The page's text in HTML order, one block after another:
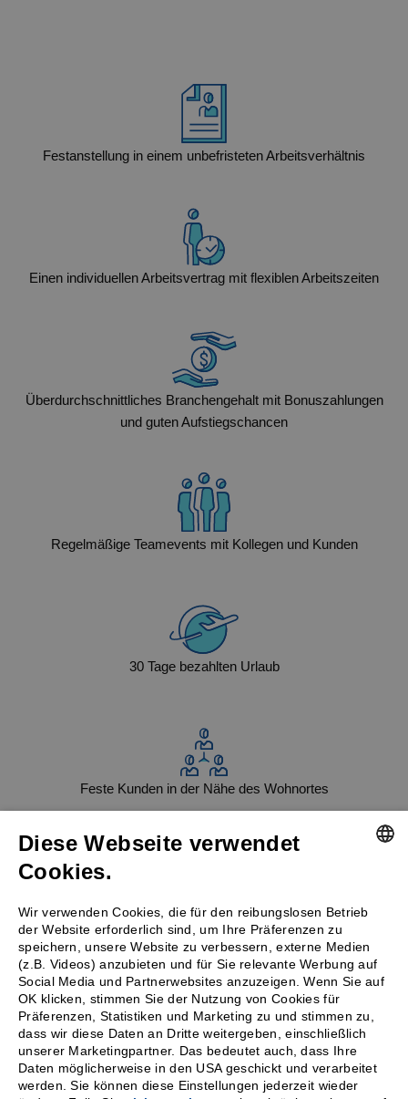
Festanstellung in einem unbefristeten Arbeitsverhältnis
Einen individuellen Arbeitsvertrag mit flexiblen Arbeitszeiten
Überdurchschnittliches Branchengehalt mit Bonuszahlungen
und guten Aufstiegschancen
Regelmäßige Teamevents mit Kollegen und Kunden
30 Tage bezahlten Urlaub
Feste Kunden in der Nähe des Wohnortes
Professionelle Ausstattung
Klingt für Sie interessant? Dann sind Sie bei
uns richtig!
ENGLISH
Diese Webseite verwendet
Cookies.
Wir verwenden Cookies, die für den reibungslosen Betrieb
der Website erforderlich sind, um Ihre Präferenzen zu
speichern, unsere Website zu verbessern, externe Medien
(z.B. Videos) anzubieten und für Sie relevante Werbung auf
Social Media und Partnerwebsites anzuzeigen. Wenn Sie auf
OK klicken, stimmen Sie der Nutzung von Cookies für
Präferenzen, Statistiken und Marketing zu und stimmen zu,
dass wir diese Daten an Dritte weitergeben, einschließlich
unserer Marketingpartner. Das bedeutet auch, dass Ihre
Daten möglicherweise in den USA geschickt und verarbeitet
werden. Sie können diese Einstellungen jederzeit wieder